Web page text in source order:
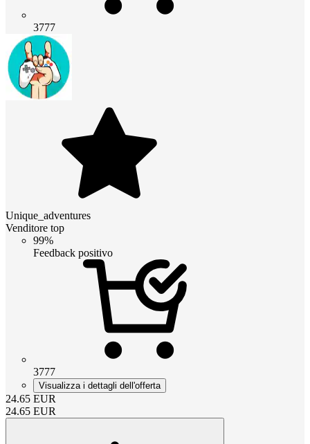
3777
Unique_adventures
Venditore top
99%
Feedback positivo
3777
Visualizza i dettagli dell'offerta
24.65 EUR
24.65 EUR